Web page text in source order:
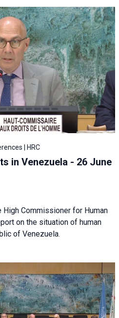
| HRC
in Venezuela - 26 June
Commissioner for Human
on the situation of human
of Venezuela.